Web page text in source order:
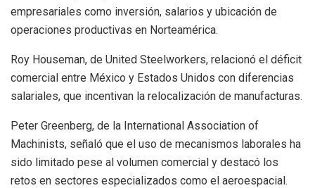
empresariales como inversión, salarios y ubicación de
operaciones productivas en Norteamérica.
Roy Houseman, de United Steelworkers, relacionó el déficit
comercial entre México y Estados Unidos con diferencias
salariales, que incentivan la relocalización de manufacturas.
Peter Greenberg, de la International Association of
Machinists, señaló que el uso de mecanismos laborales ha
sido limitado pese al volumen comercial y destacó los
retos en sectores especializados como el aeroespacial.